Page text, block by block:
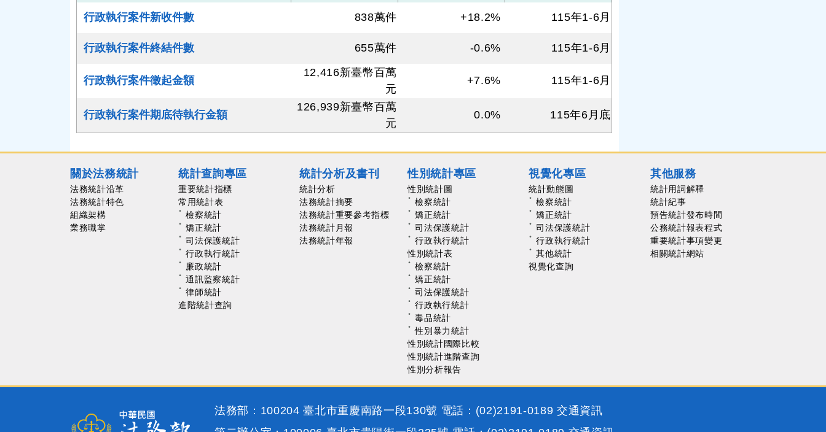
838萬件 +18.2% 115年1-6月
655萬件 -0.6%
115年1-6月
12,416新臺幣百萬
元
+7.6% 115年1-6月
126,939新臺幣百萬
元
0.0% 115年6月底
關於法務統計
法務統計沿革
法務統計特色
組織架構
業務職掌
統計查詢專區
重要統計指標
常用統計表
檢察統計
矯正統計
司法保護統計
行政執行統計
廉政統計
通訊監察統計
律師統計
進階統計查詢
統計分析及書刊
統計分析
法務統計摘要
法務統計重要參考指標
法務統計月報
法務統計年報
性別統計專區
性別統計圖
檢察統計
矯正統計
司法保護統計
行政執行統計
性別統計表
檢察統計
矯正統計
司法保護統計
行政執行統計
毒品統計
性別暴力統計
性別統計國際比較
性別統計進階查詢
性別分析報告
視覺化專區
統計動態圖
檢察統計
矯正統計
司法保護統計
行政執行統計
其他統計
視覺化查詢
其他服務
統計用詞解釋
統計紀事
預告統計發布時間
公務統計報表程式
重要統計事項變更
相關統計網站
法務部：100204 臺北市重慶南路一段130號 電話：(02)2191-0189 交通資訊